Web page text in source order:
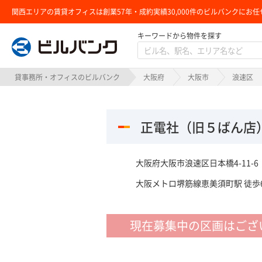
関西エリアの賃貸オフィスは創業57年・成約実績30,000件のビルバンクにお任
ビルバンク
キーワードから物件を探す
貸事務所・オフィスのビルバンク 大阪府 大阪市 浪速区
正電社（旧５ばん店
大阪府大阪市浪速区日本橋4-11-6
大阪メトロ堺筋線恵美須町駅 徒
現在募集中の区画はご